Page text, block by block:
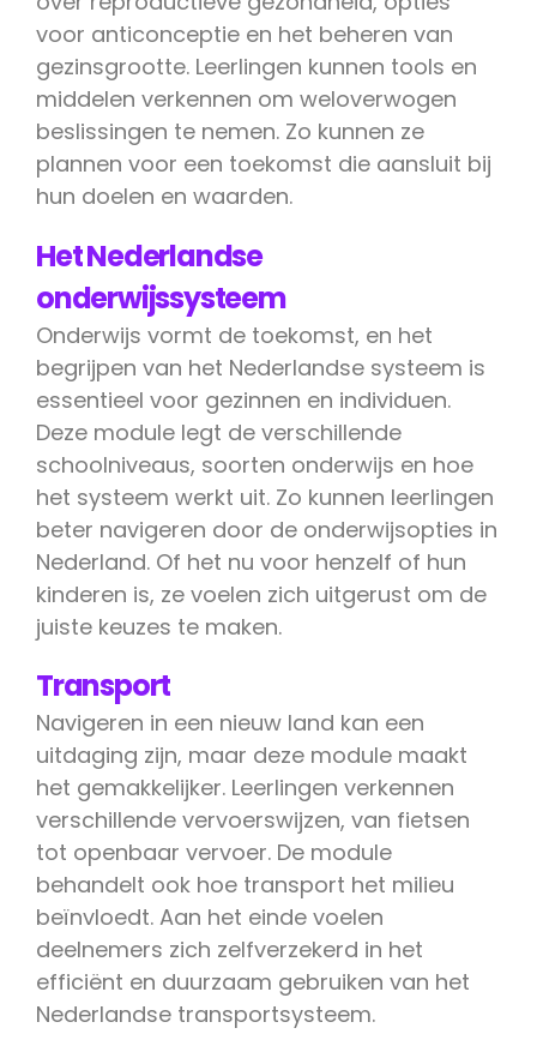
voor anticonceptie en het beheren van
gezinsgrootte. Leerlingen kunnen tools en
middelen verkennen om weloverwogen
beslissingen te nemen. Zo kunnen ze
plannen voor een toekomst die aansluit bij
hun doelen en waarden.
Het Nederlandse
onderwijssysteem
Onderwijs vormt de toekomst, en het
begrijpen van het Nederlandse systeem is
essentieel voor gezinnen en individuen.
Deze module legt de verschillende
schoolniveaus, soorten onderwijs en hoe
het systeem werkt uit. Zo kunnen leerlingen
beter navigeren door de onderwijsopties in
Nederland. Of het nu voor henzelf of hun
kinderen is, ze voelen zich uitgerust om de
juiste keuzes te maken.
Transport
Navigeren in een nieuw land kan een
uitdaging zijn, maar deze module maakt
het gemakkelijker. Leerlingen verkennen
verschillende vervoerswijzen, van fietsen
tot openbaar vervoer. De module
behandelt ook hoe transport het milieu
beïnvloedt. Aan het einde voelen
deelnemers zich zelfverzekerd in het
efficiënt en duurzaam gebruiken van het
Nederlandse transportsysteem.